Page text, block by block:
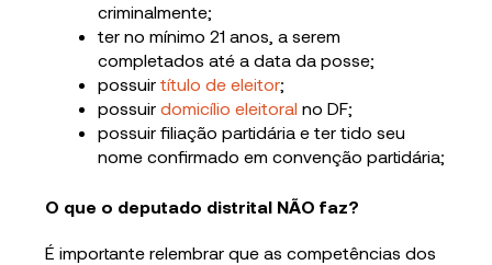
criminalmente;
ter no mínimo 21 anos, a serem
completados até a data da posse;
possuirtítulo de eleitor;
possuirdomicílio eleitoral no DF;
possuir filiação partidária e ter tido seu
nome confirmado em convenção partidária;
O que o deputado distrital NÃO faz?
É importante relembrar que as competências dos